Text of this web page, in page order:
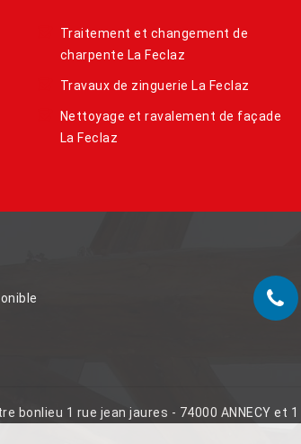
Traitement et changement de
charpente La Feclaz
Travaux de zinguerie La Feclaz
Nettoyage et ravalement de façade
La Feclaz
bonlieu 1 rue jean jaures - 74000 ANNECY et 1